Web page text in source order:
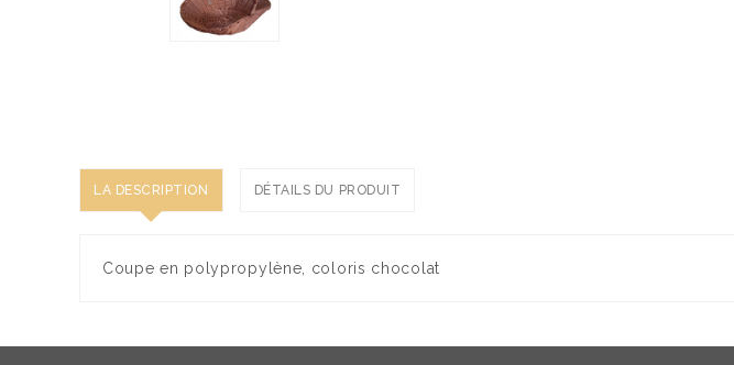
LA DESCRIPTION DÉTAILS DU PRODUIT
Coupe en polypropylène, coloris chocolat